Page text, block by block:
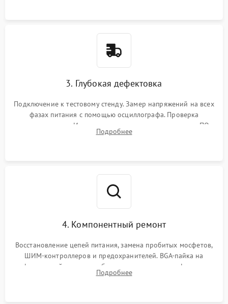
3. Глубокая дефектовка
Подключение к тестовому стенду. Замер напряжений на всех
фазах питания с помощью осциллографа. Проверка
инициализации. Использование специализированного ПО
MATS
Подробнее
4. Компонентный ремонт
Восстановление цепей питания, замена пробитых мосфетов,
ШИМ-контроллеров и предохранителей. BGA-пайка на
инфракрасной станции реболлинг или замена графического
чипа и дефектной памяти GDDR. Прошивка BIOS
Подробнее